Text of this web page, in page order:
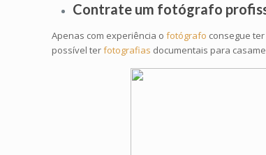
Contrate um fotógrafo
Apenas com experiência ofotógrafo consegue
possível terfotografias documentais para